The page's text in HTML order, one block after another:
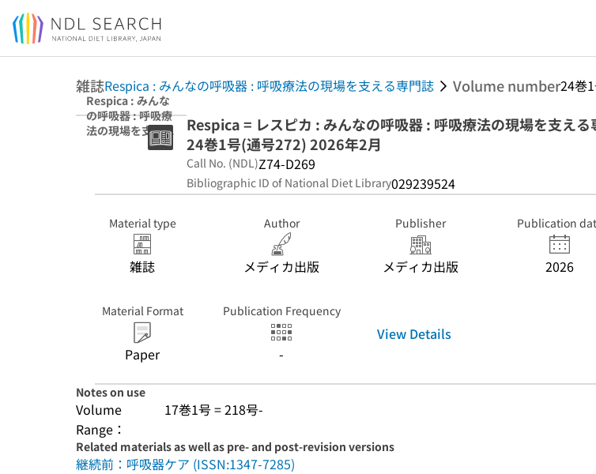
Jump to main content
雑誌Respica : みんなの呼吸器 : 呼吸療法の現場を支える専門誌 Volume number24巻
Respica : みんな
の呼吸器 : 呼吸療
法の現場を支える
専門誌 24巻1号
Respica = レスピカ : みんなの呼吸器 : 呼吸療法の現場を支える
24巻1号(通号272) 2026年2月
Call No. (NDL)Z74-D269
Bibliographic ID of National Diet Library029239524
Material type
雑誌
Author
メディカ出版
Publisher
メディカ出版
Publication
2026
Material Format
Paper
Publication Frequency
-
View Details
Notes on use
Volume
Range：
17巻1号 = 218号-
Related materials as well as pre- and post-revision versions
継続前：呼吸器ケア (ISSN:1347-7285)